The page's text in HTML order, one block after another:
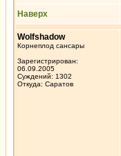
Наверх
Wolfshadow
Корнеплод сансары
Зарегистрирован:
06.09.2005
Суждений: 1302
Откуда: Саратов